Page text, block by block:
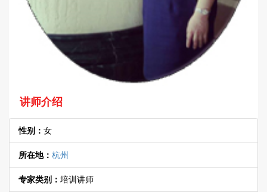
讲师介绍
性别： 女
所在地： 杭州
专家类别： 培训讲师